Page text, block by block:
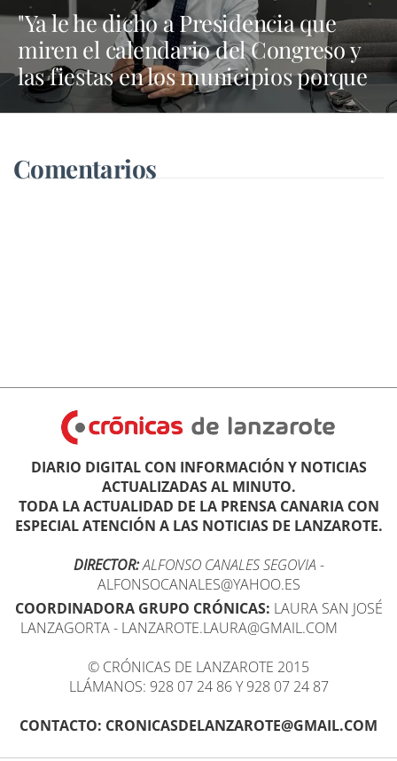
"Ya le he dicho a Presidencia que
miren el calendario del Congreso y
las fiestas en los municipios porque
Dolores Corujo estaba en un fiesta
pleno"
Comentarios
DIARIO DIGITAL CON INFORMACIÓN Y NOTICIAS
ACTUALIZADAS AL MINUTO.
TODA LA ACTUALIDAD DE LA PRENSA CANARIA CON
ESPECIAL ATENCIÓN A LAS NOTICIAS DE LANZAROTE.
DIRECTOR:ALFONSO CANALES SEGOVIA -
ALFONSOCANALES@YAHOO.ES
COORDINADORA GRUPO CRÓNICAS: LAURA SAN JOSÉ
LANZAGORTA - LANZAROTE.LAURA@GMAIL.COM
© CRÓNICAS DE LANZAROTE 2015
LLÁMANOS: 928 07 24 86 Y 928 07 24 87
CONTACTO: CRONICASDELANZAROTE@GMAIL.COM